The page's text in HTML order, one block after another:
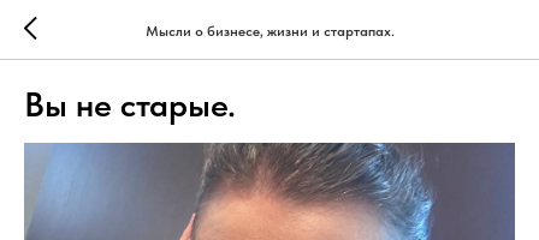
Мысли о бизнесе, жизни и стартапах.
Вы не старые.